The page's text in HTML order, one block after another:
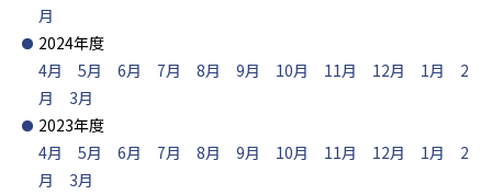
月
2024年度
4月
5月 6月 7月 8月 9月 10月 11月 12月 1月
2
月
3月
2023年度
4月
5月 6月 7月 8月 9月 10月 11月 12月 1月
2
月
3月